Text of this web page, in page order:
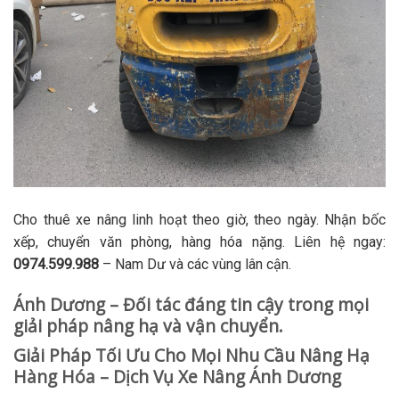
Cho thuê xe nâng linh hoạt theo giờ, theo ngày. Nhận bốc
xếp, chuyển văn phòng, hàng hóa nặng. Liên hệ ngay:
0974.599.988 – Nam Dư và các vùng lân cận.
Ánh Dương – Đối tác đáng tin cậy trong mọi
giải pháp nâng hạ và vận chuyển.
Giải Pháp Tối Ưu Cho Mọi Nhu Cầu Nâng Hạ
Hàng Hóa – Dịch Vụ Xe Nâng Ánh Dương